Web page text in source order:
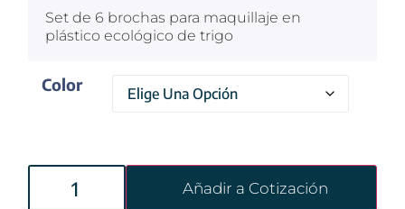
Set de 6 brochas para maquillaje en
plástico ecológico de trigo
Color
Añadir a Cotización